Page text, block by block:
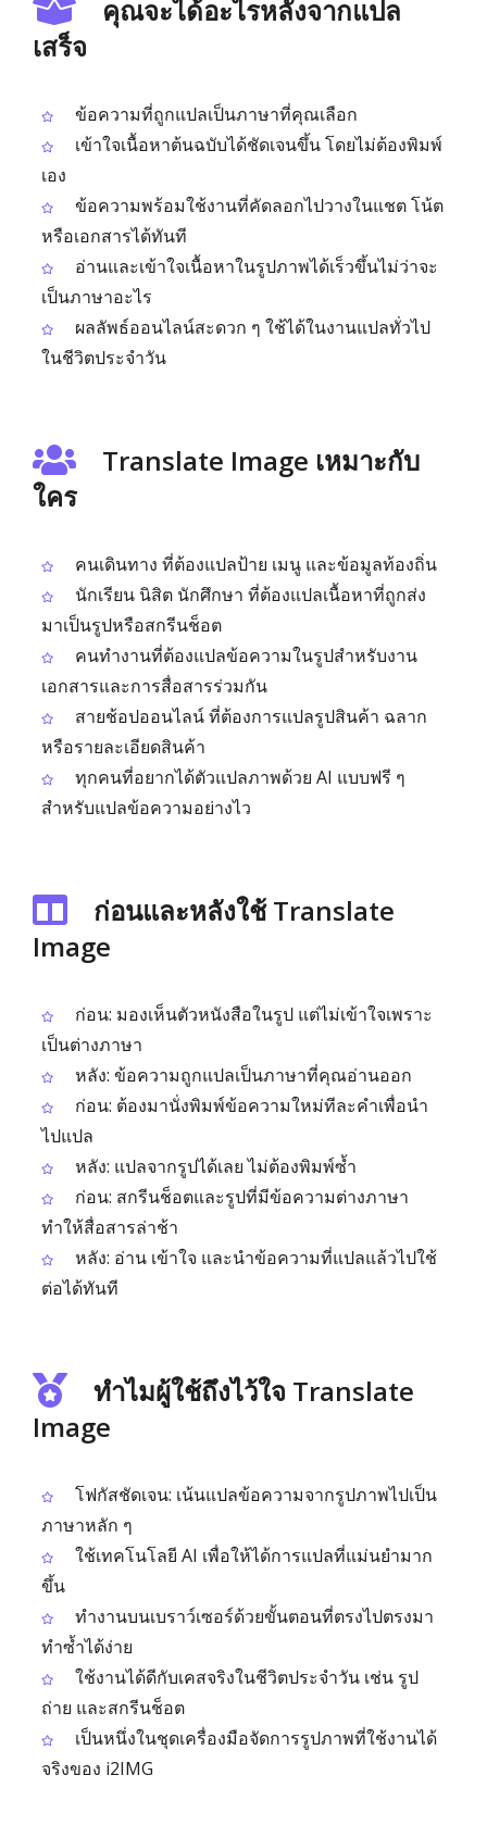
คุณจะได้อะไรหลังจากแปล
เสร็จ
ข้อความที่ถูกแปลเป็นภาษาที่คุณเลือก
เข้าใจเนื้อหาต้นฉบับได้ชัดเจนขึ้น โดยไม่ต้องพิมพ์
เอง
ข้อความพร้อมใช้งานที่คัดลอกไปวางในแชต โน้ต
หรือเอกสารได้ทันที
อ่านและเข้าใจเนื้อหาในรูปภาพได้เร็วขึ้นไม่ว่าจะ
เป็นภาษาอะไร
ผลลัพธ์ออนไลน์สะดวก ๆ ใช้ได้ในงานแปลทั่วไป
ในชีวิตประจำวัน
Translate Image เหมาะกับ
ใคร
คนเดินทาง ที่ต้องแปลป้าย เมนู และข้อมูลท้องถิ่น
นักเรียน นิสิต นักศึกษา ที่ต้องแปลเนื้อหาที่ถูกส่ง
มาเป็นรูปหรือสกรีนช็อต
คนทำงานที่ต้องแปลข้อความในรูปสำหรับงาน
เอกสารและการสื่อสารร่วมกัน
สายช้อปออนไลน์ ที่ต้องการแปลรูปสินค้า ฉลาก
หรือรายละเอียดสินค้า
ทุกคนที่อยากได้ตัวแปลภาพด้วย AI แบบฟรี ๆ
สำหรับแปลข้อความอย่างไว
ก่อนและหลังใช้ Translate
Image
ก่อน: มองเห็นตัวหนังสือในรูป แต่ไม่เข้าใจเพราะ
เป็นต่างภาษา
หลัง: ข้อความถูกแปลเป็นภาษาที่คุณอ่านออก
ก่อน: ต้องมานั่งพิมพ์ข้อความใหม่ทีละคำเพื่อนำ
ไปแปล
หลัง: แปลจากรูปได้เลย ไม่ต้องพิมพ์ซ้ำ
ก่อน: สกรีนช็อตและรูปที่มีข้อความต่างภาษา
ทำให้สื่อสารล่าช้า
หลัง: อ่าน เข้าใจ และนำข้อความที่แปลแล้วไปใช้
ต่อได้ทันที
ทำไมผู้ใช้ถึงไว้ใจ Translate
Image
โฟกัสชัดเจน: เน้นแปลข้อความจากรูปภาพไปเป็น
ภาษาหลัก ๆ
ใช้เทคโนโลยี AI เพื่อให้ได้การแปลที่แม่นยำมาก
ขึ้น
ทำงานบนเบราว์เซอร์ด้วยขั้นตอนที่ตรงไปตรงมา
ทำซ้ำได้ง่าย
ใช้งานได้ดีกับเคสจริงในชีวิตประจำวัน เช่น รูป
ถ่าย และสกรีนช็อต
เป็นหนึ่งในชุดเครื่องมือจัดการรูปภาพที่ใช้งานได้
จริงของ i2IMG